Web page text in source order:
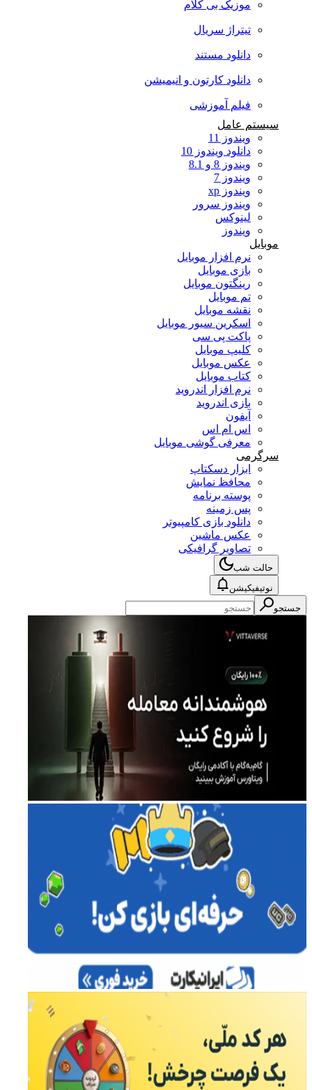
موزیک بی کلام
تیتراژ سریال
دانلود مستند
دانلود کارتون و انیمیشن
فیلم آموزشی
سیستم عامل
ویندوز 11
دانلود ویندوز 10
ویندوز 8 و 8.1
ویندوز 7
ویندوز xp
ویندوز سرور
لینوکس
ویندوز
موبایل
نرم افزار موبایل
بازی موبایل
رینگتون موبایل
تم موبایل
نقشه موبایل
اسکرین سیور موبایل
پاکت پی سی
کلیپ موبایل
عکس موبایل
کتاب موبایل
نرم افزار اندروید
بازی اندروید
آیفون
اس ام اس
معرفی گوشی موبایل
سرگرمی
ابزار دسکتاپ
محافظ نمایش
پوسته برنامه
پس زمینه
دانلود بازی کامپیوتر
عکس ماشین
تصاویر گرافیکی
حالت شب
نوتیفیکیشن
جستجو